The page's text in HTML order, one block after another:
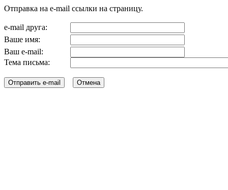
Отправка на e-mail ссылки на страницу.
e-mail друга:
Ваше имя:
Ваш e-mail:
Тема письма: